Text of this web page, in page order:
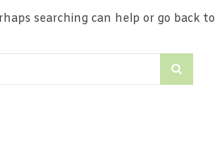
searching can help or go back to